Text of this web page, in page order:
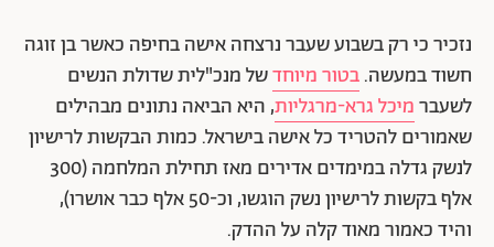
נזכיר כי רק בשבוע שעבר נרצחה אישה בחיפה כאשר בן זוגה
חשוד במעשה.בטור מיוחדשל מנכ"לית שדולת הנשים
לשעברמיכל גרא-מרגליות, היא הביאה נתונים מבהילים
שאמורים להטריד כל אישה בישראל. כמות הבקשות לרישיון
לנשק גדלה במימדים אדירים מאז תחילת המלחמה (300
אלף בקשות לרישיון נשק הוגשו, וכ-50 אלף כבר אושרו),
והיד כאמור מאוד קלה על ההדק.